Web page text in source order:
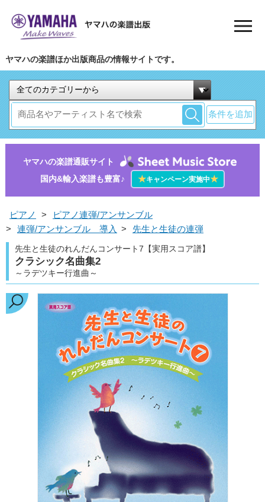
ヤマハの楽譜ほか出版商品の情報サイトです。
条件を追加
ヤマハの楽譜通販サイト
国内&輸入楽譜も豊富♪
★キャンペーン実施中★
ピアノ >
ピアノ連弾/アンサンブル
>
連弾/アンサンブル 導入 > 先生と生徒の連弾
先生と生徒のれんだんコンサート7【実用スコア譜】
クラシック名曲集2
～ラデツキー行進曲～